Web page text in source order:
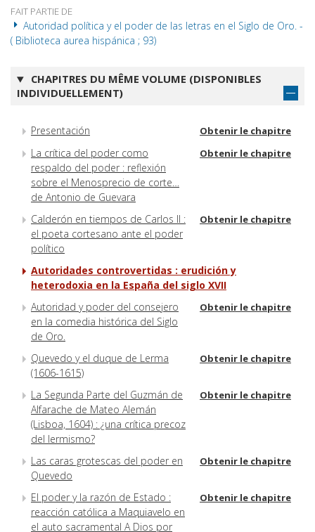
FAIT PARTIE DE
Autoridad política y el poder de las letras en el Siglo de Oro. -
( Biblioteca aurea hispánica ; 93)
CHAPITRES DU MÊME VOLUME (DISPONIBLES
INDIVIDUELLEMENT)
Presentación Obtenir le chapitre
La crítica del poder como
respaldo del poder : reflexión
sobre el Menosprecio de corte…
de Antonio de Guevara
Obtenir le chapitre
Calderón en tiempos de Carlos II :
el poeta cortesano ante el poder
político
Obtenir le chapitre
Autoridades controvertidas : erudición y
heterodoxia en la España del siglo XVII
Autoridad y poder del consejero
en la comedia histórica del Siglo
de Oro.
Obtenir le chapitre
Quevedo y el duque de Lerma
(1606-1615)
Obtenir le chapitre
La Segunda Parte del Guzmán de
Alfarache de Mateo Alemán
(Lisboa, 1604) : ¿una crítica precoz
del lermismo?
Obtenir le chapitre
Las caras grotescas del poder en
Quevedo
Obtenir le chapitre
El poder y la razón de Estado :
reacción católica a Maquiavelo en
el auto sacramental A Dios por
Obtenir le chapitre